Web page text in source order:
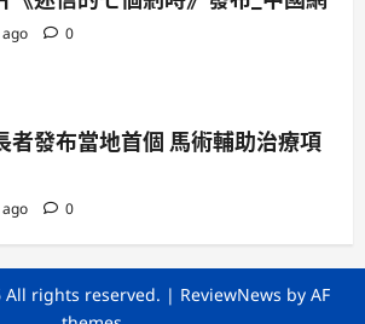
0
者發布當地首個 馬術輔助治療項
0
rights reserved. | ReviewNews by AF